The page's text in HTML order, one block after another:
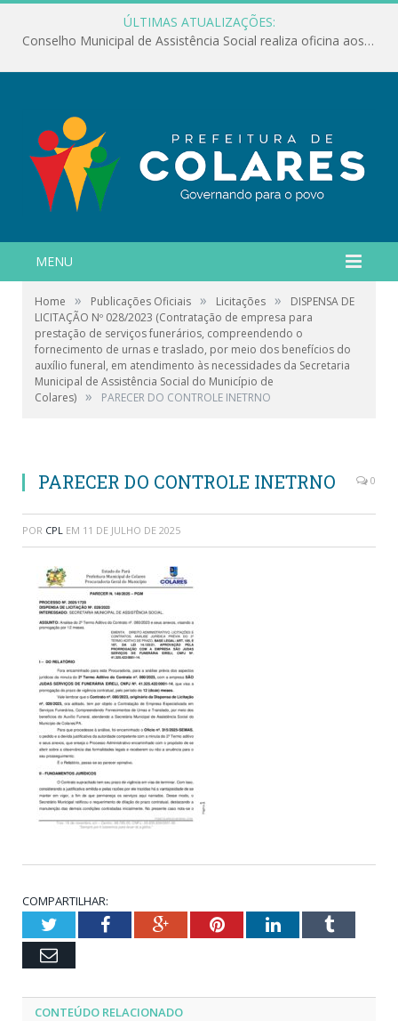
ÚLTIMAS ATUALIZAÇÕES:
Conselho Municipal de Assistência Social realiza oficina aos servidores
MENU
Home » Publicações Oficiais » Licitações »
DISPENSA DE
LICITAÇÃO Nº 028/2023 (Contratação de empresa para
prestação de serviços funerários, compreendendo o
fornecimento de urnas e traslado, por meio dos benefícios do
auxílio funeral, em atendimento às necessidades da Secretaria
Municipal de Assistência Social do Município de
Colares) » PARECER DO CONTROLE INETRNO
PARECER DO CONTROLE INETRNO 0
POR CPL EM 11 DE JULHO DE 2025
COMPARTILHAR:
TwitterFacebookGoogle+PinterestLinkedInTumblr
Email
CONTEÚDO RELACIONADO